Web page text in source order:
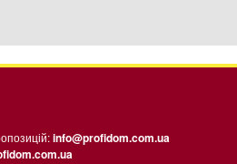
info@profidom.com.ua